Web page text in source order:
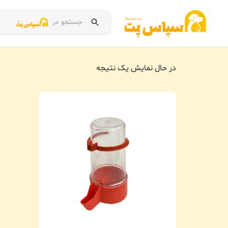
جستجو در
در حال نمایش یک نتیجه